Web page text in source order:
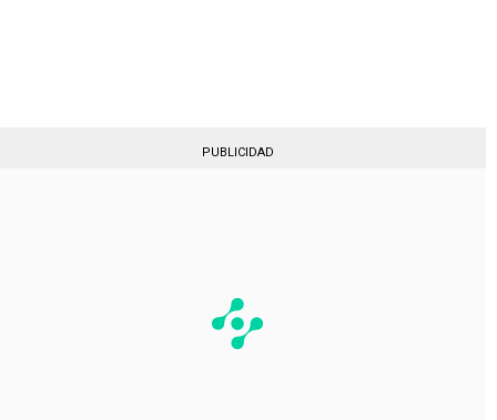
PUBLICIDAD